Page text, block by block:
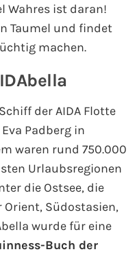
Wahres ist daran!
Taumel und findet
machen.
derAIDA Flotte
Padberg in
waren rund 750.000
Urlaubsregionen
die Ostsee, die
Südostasien,
wurde für eine
Buch der